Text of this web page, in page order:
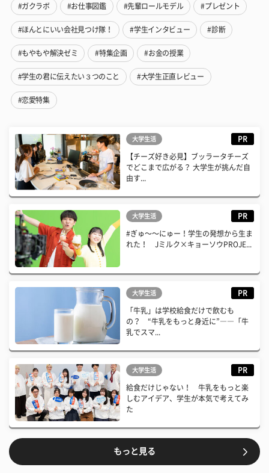
#ガクラボ #お仕事図鑑 #先輩ロールモデル #プレゼント
#ほんとにいい会社見つけ隊！ #学生インタビュー #診断
#もやもや解決ゼミ #特集企画 #お金の授業
#学生の君に伝えたい３つのこと #大学生正直レビュー
#恋愛特集
大学生活 PR
【チーズ好き必見】ブッラータチーズ
でどこまで広がる？ 大学生が挑んだ自
由す...
大学生活 PR
#ぎゅ〜〜にゅー！学生の発想から生ま
れた！ Jミルク×キョーソウPROJE...
大学生活 PR
「牛乳」は学校給食だけで飲むも
の？ “牛乳をもっと身近に”――「牛
乳でスマ...
大学生活 PR
給食だけじゃない！ 牛乳をもっと楽
しむアイデア、学生が本気で考えてみ
た
もっと見る